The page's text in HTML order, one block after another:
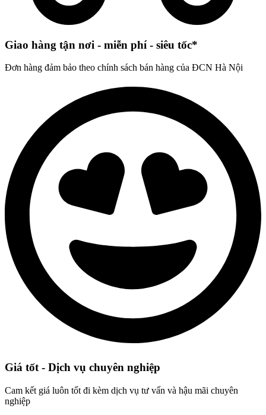
Giao hàng tận nơi - miễn phí - siêu tốc*
Đơn hàng đảm bảo theo chính sách bán hàng của ĐCN Hà Nội
Giá tốt - Dịch vụ chuyên nghiệp
Cam kết giá luôn tốt đi kèm dịch vụ tư vấn và hậu mãi chuyên
nghiệp